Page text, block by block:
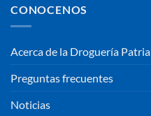
CONOCENOS
Acerca de la Droguería Patria
Preguntas frecuentes
Noticias